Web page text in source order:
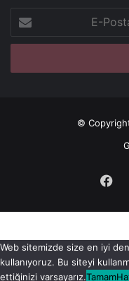
Posta
adresinizi
© Copyright
Web sitemizde size en iyi
kullanıyoruz. Bu siteyi
ettiğinizi varsayarız.Tamam